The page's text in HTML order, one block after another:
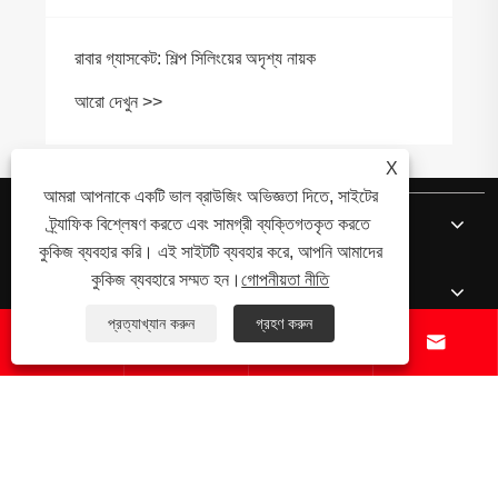
রাবার গ্যাসকেট: শিল্প সিলিংয়ের অদৃশ্য নায়ক
আরো দেখুন >>
আমাদের সম্পর্কে
 
X
আমরা আপনাকে একটি ভাল ব্রাউজিং অভিজ্ঞতা দিতে, সাইটের
ট্র্যাফিক বিশ্লেষণ করতে এবং সামগ্রী ব্যক্তিগতকৃত করতে
কুকিজ ব্যবহার করি। এই সাইটটি ব্যবহার করে, আপনি আমাদের
কুকিজ ব্যবহারে সম্মত হন।গোপনীয়তা নীতি
প্রত্যাখ্যান করুন গ্রহণ করুন